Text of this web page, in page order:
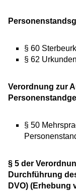
§ 60
§ 62
Verordnung zur
§ 50
§ 5 der
Durchführung
DVO) (Erhebung